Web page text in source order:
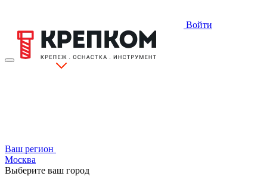
Войти
Ваш регион
Москва
Выберите ваш город